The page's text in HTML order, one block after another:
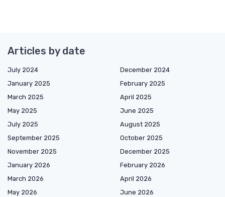
Articles by date
July 2024
December 2024
January 2025
February 2025
March 2025
April 2025
May 2025
June 2025
July 2025
August 2025
September 2025
October 2025
November 2025
December 2025
January 2026
February 2026
March 2026
April 2026
May 2026
June 2026